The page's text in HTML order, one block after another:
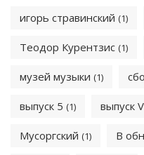
игорь стравинский (1)
Теодор Курентзис (1)
музей музыки (1)
выпуск 5 (1) выпуск V
Мусоргский (1) В